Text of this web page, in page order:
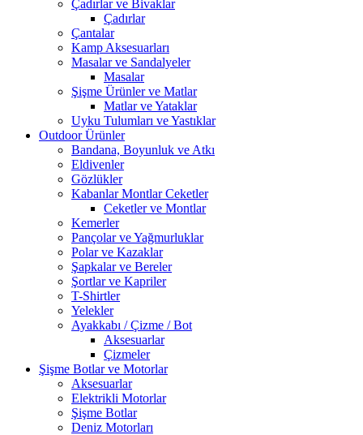
Çadırlar ve Bivaklar
Çadırlar
Çantalar
Kamp Aksesuarları
Masalar ve Sandalyeler
Masalar
Şişme Ürünler ve Matlar
Matlar ve Yataklar
Uyku Tulumları ve Yastıklar
Outdoor Ürünler
Bandana, Boyunluk ve Atkı
Eldivenler
Gözlükler
Kabanlar Montlar Ceketler
Ceketler ve Montlar
Kemerler
Pançolar ve Yağmurluklar
Polar ve Kazaklar
Şapkalar ve Bereler
Şortlar ve Kapriler
T-Shirtler
Yelekler
Ayakkabı / Çizme / Bot
Aksesuarlar
Çizmeler
Şişme Botlar ve Motorlar
Aksesuarlar
Elektrikli Motorlar
Şişme Botlar
Deniz Motorları